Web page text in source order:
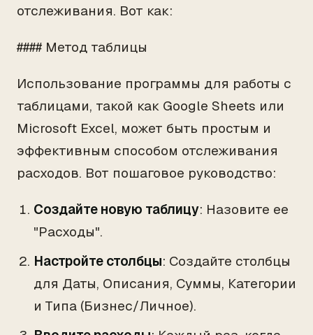
отслеживания. Вот как:
#### Метод таблицы
Использование программы для работы с
таблицами, такой как Google Sheets или
Microsoft Excel, может быть простым и
эффективным способом отслеживания
расходов. Вот пошаговое руководство:
Создайте новую таблицу: Назовите ее
"Расходы".
Настройте столбцы: Создайте столбцы
для Даты, Описания, Суммы, Категории
и Типа (Бизнес/Личное).